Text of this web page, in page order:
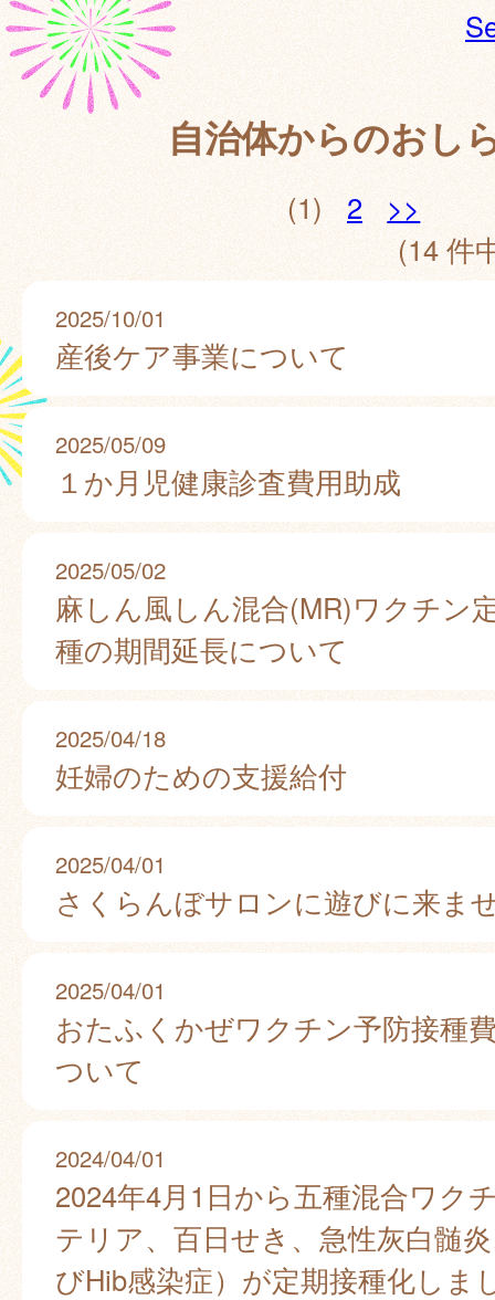
自治体からのおし
(1) 2
>>
(14 件
2025/10/01
産後ケア事業について
2025/05/09
１か月児健康診査費用助成
2025/05/02
麻しん風しん混合(MR)ワクチン
種の期間延長について
2025/04/18
妊婦のための支援給付
2025/04/01
さくらんぼサロンに遊びに来ま
2025/04/01
おたふくかぜワクチン予防接種
ついて
2024/04/01
2024年4月1日から五種混合ワク
テリア、百日せき、急性灰白髄
びHib感染症）が定期接種化しま